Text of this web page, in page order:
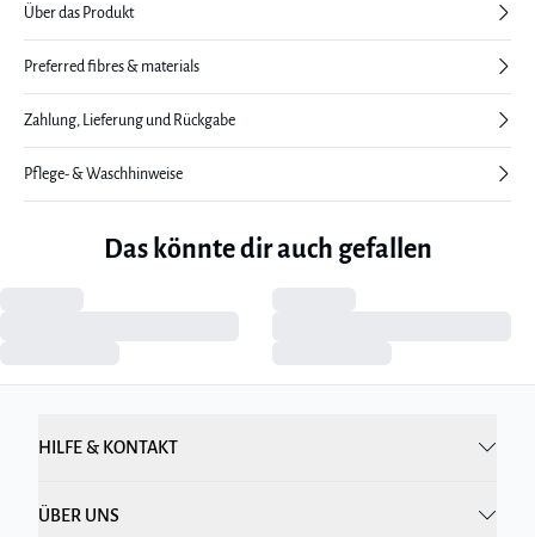
Über das Produkt
Preferred fibres & materials
Zahlung, Lieferung und Rückgabe
Pflege- & Waschhinweise
Das könnte dir auch gefallen
HILFE & KONTAKT
ÜBER UNS